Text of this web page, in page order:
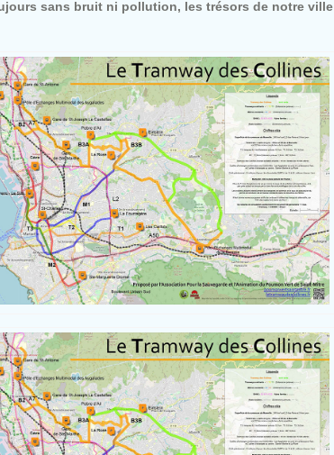
sans bruit ni pollution, les trésors de notre ville